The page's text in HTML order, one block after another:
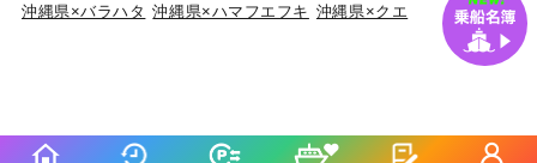
沖縄県×バラハタ 沖縄県×ハマフエフキ 沖縄県×クエ